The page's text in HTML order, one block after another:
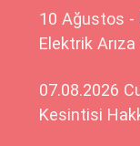
10 Ağustos -
Elektrik
07.08.2026
Kesintisi